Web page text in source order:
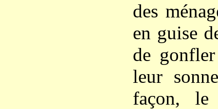
des
en guise
de
leur
façon, le